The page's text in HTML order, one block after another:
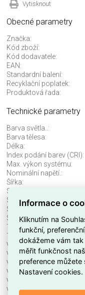
Vytisknout
Obecné parametry
Značka:
Kód zboží:
Kód dodavatele:
EAN:
Standardní balení:
Recyklační poplatek:
Produktová řada:
Technické parametry
Barva světla..:
Barva tělesa:
Délka:
Index podání barev (CRI):
Max. výkon systému:
Nominální napětí.:
Šířka:
Stmívatelné:
Stupeň krytí (IP), přední:
Světelný tok:
Světelný zdroj:
Teplota barvy.:
Třída ochrany:
Včetně svět. zdroje:
Vestavná výška/hloubka:
Vhodné pro počet svět.
Vhodné pro výkon světel.
Vnější průměr:
Výška/hloubka:
Informace o
Kliknutím na
funkční,
dokážeme vám
měřit funkčnost
preference můžete
Nastavení cookies.